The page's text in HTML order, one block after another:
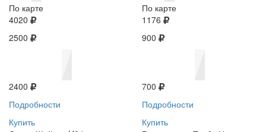
По карте
4020
2500
2400
Подробности
Купить
По карте
1176
900
700
Подробности
Купить